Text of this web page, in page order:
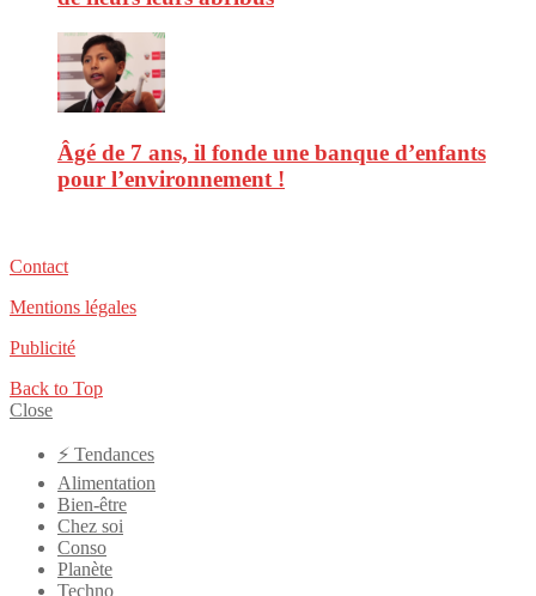
Âgé de 7 ans, il fonde une banque d’enfants
pour l’environnement !
Contact
Mentions légales
Publicité
Back to Top
Close
⚡️ Tendances
Alimentation
Bien-être
Chez soi
Conso
Planète
Techno